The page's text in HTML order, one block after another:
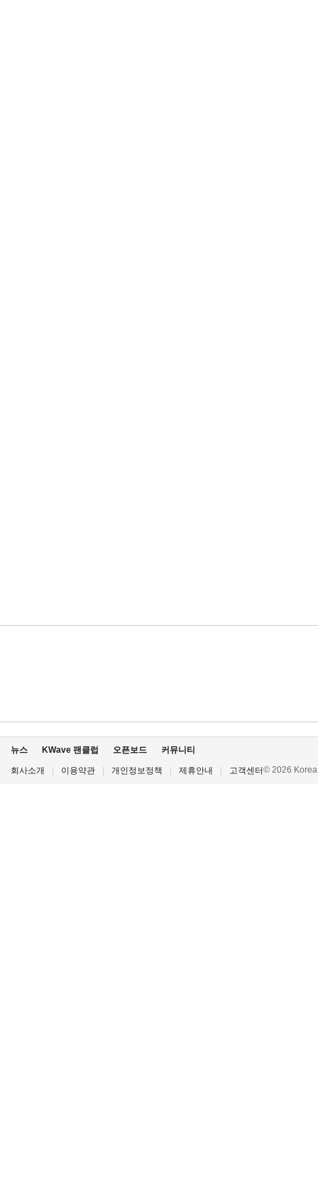
뉴스 KWave 팬클럽 오픈보드 커뮤니티
회사소개 이용약관 개인정보정책 제휴안내 고객센터© 2026